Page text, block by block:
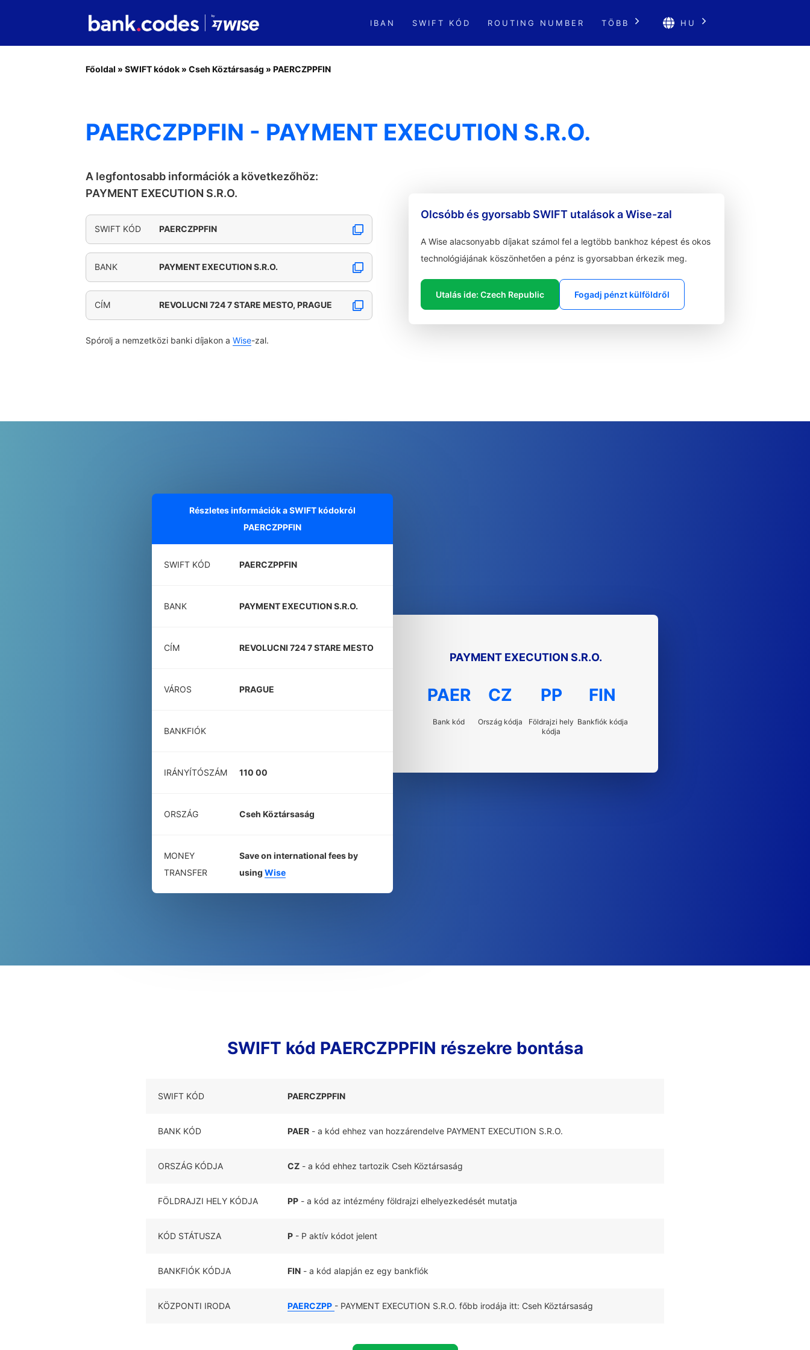
IBAN SWIFT KÓD ROUTING NUMBER TÖBB HU
Főoldal » SWIFT kódok » Cseh Köztársaság » PAERCZPPFIN
PAERCZPPFIN - PAYMENT EXECUTION S.R.O.
A legfontosabb információk a következőhöz:
PAYMENT EXECUTION S.R.O.
SWIFT KÓD PAERCZPPFIN
BANK PAYMENT EXECUTION S.R.O.
CÍM REVOLUCNI 724 7 STARE MESTO, PRAGUE
Spórolj a nemzetközi banki díjakon a Wise-zal.
Olcsóbb és gyorsabb SWIFT utalások a Wise-zal
A Wise alacsonyabb díjakat számol fel a legtöbb bankhoz képest és okos
technológiájának köszönhetően a pénz is gyorsabban érkezik meg.
Utalás ide: Czech Republic Fogadj pénzt külföldről
Részletes információk a SWIFT kódokról
PAERCZPPFIN
SWIFT KÓD PAERCZPPFIN
BANK PAYMENT EXECUTION S.R.O.
CÍM REVOLUCNI 724 7 STARE MESTO
VÁROS PRAGUE
BANKFIÓK
IRÁNYÍTÓSZÁM 110 00
ORSZÁG Cseh Köztársaság
MONEY
TRANSFER
Save on international fees by
using Wise
PAYMENT EXECUTION S.R.O.
PAER
Bank kód
CZ
Ország kódja
PP
Földrajzi hely
kódja
FIN
Bankfiók kódja
SWIFT kód PAERCZPPFIN részekre bontása
SWIFT KÓD PAERCZPPFIN
BANK KÓD PAER - a kód ehhez van hozzárendelve PAYMENT EXECUTION S.R.O.
ORSZÁG KÓDJA CZ - a kód ehhez tartozik Cseh Köztársaság
FÖLDRAJZI HELY KÓDJA PP - a kód az intézmény földrajzi elhelyezkedését mutatja
KÓD STÁTUSZA P - P aktív kódot jelent
BANKFIÓK KÓDJA FIN - a kód alapján ez egy bankfiók
KÖZPONTI IRODA PAERCZPP - PAYMENT EXECUTION S.R.O. főbb irodája itt: Cseh Köztársaság